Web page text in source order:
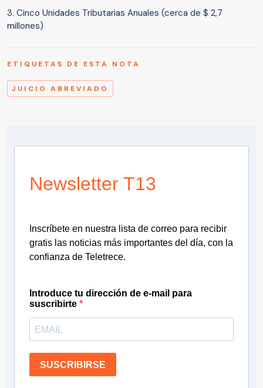
3. Cinco Unidades Tributarias Anuales (cerca de $ 2,7
millones)
ETIQUETAS DE ESTA NOTA
JUICIO ABREVIADO
Newsletter T13
Inscríbete en nuestra lista de correo para recibir
gratis las noticias más importantes del día, con la
confianza de Teletrece.
Introduce tu dirección de e-mail para
suscribirte
SUSCRIBIRSE